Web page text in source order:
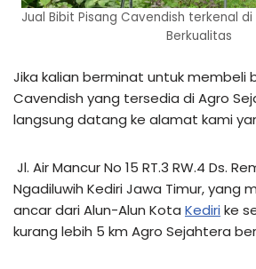
Jual Bibit Pisang Cavendish terkenal di
Berkualitas
Jika kalian berminat untuk membeli
Cavendish yang tersedia di Agro
langsung datang ke alamat kami
Jl. Air Mancur No 15 RT.3 RW.4 Ds.
Ngadiluwih Kediri Jawa Timur, yang
ancar dari Alun-Alun Kota Kediri ke
kurang lebih 5 km Agro Sejahtera